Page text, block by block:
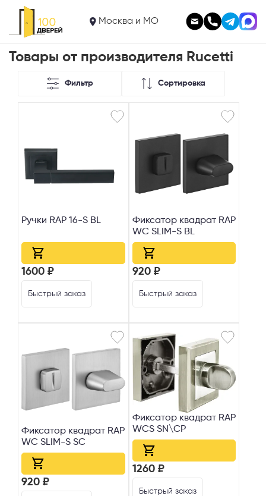
Москва и МО
Товары от производителя Rucetti
Фильтр Сортировка
Ручки RAP 16-S BL
1600 ₽
Быстрый заказ
Фиксатор квадрат RAP
WC SLIM-S BL
920 ₽
Быстрый заказ
Фиксатор квадрат RAP
WC SLIM-S SC
920 ₽
Фиксатор квадрат RAP
WCS SN\CP
1260 ₽
Быстрый заказ